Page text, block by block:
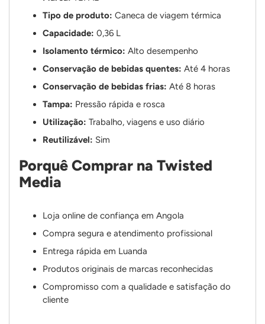
Tipo de produto: Caneca de viagem térmica
Capacidade: 0,36 L
Isolamento térmico: Alto desempenho
Conservação de bebidas quentes: Até 4 horas
Conservação de bebidas frias: Até 8 horas
Tampa: Pressão rápida e rosca
Utilização: Trabalho, viagens e uso diário
Reutilizável: Sim
Porquê Comprar na Twisted
Media
Loja online de confiança em Angola
Compra segura e atendimento profissional
Entrega rápida em Luanda
Produtos originais de marcas reconhecidas
Compromisso com a qualidade e satisfação do
cliente